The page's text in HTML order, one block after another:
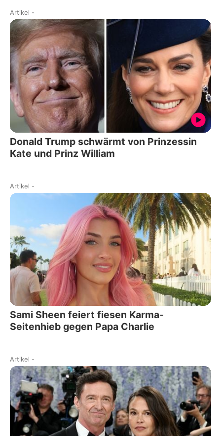
Artikel -
Donald Trump schwärmt von Prinzessin
Kate und Prinz William
Artikel -
Sami Sheen feiert fiesen Karma-
Seitenhieb gegen Papa Charlie
Artikel -